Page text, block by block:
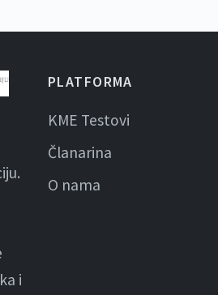
i
PLATFORMA
KME Testovi
Članarina
O nama